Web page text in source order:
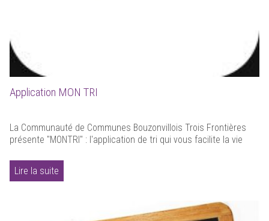
Application MON TRI
La Communauté de Communes Bouzonvillois Trois Frontières
présente "MONTRI" : l'application de tri qui vous facilite la vie
Lire la suite